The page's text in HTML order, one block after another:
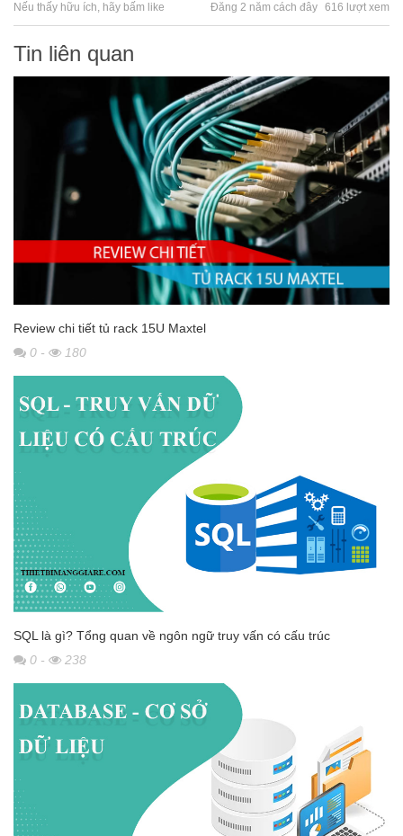
Nếu thấy hữu ích, hãy bấm like Đăng 2 năm cách đây 616 lượt xem
Tin liên quan
Review chi tiết tủ rack 15U Maxtel
0 - 180
SQL là gì? Tổng quan về ngôn ngữ truy vấn có cấu trúc
0 - 238